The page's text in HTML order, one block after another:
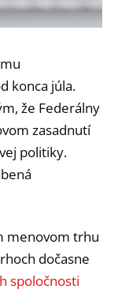
konca júla.
že Federálny
zasadnutí
politiky.
menovom trhu
dočasne
spoločnosti